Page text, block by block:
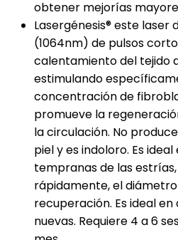
obtener mejorías
Lasergénesis® este laser
(1064nm) de pulsos
calentamiento del tejido
estimulando
concentración de
promueve la
la circulación. No
piel y es indoloro. Es
tempranas de las
rápidamente, el
recuperación. Es ideal
nuevas. Requiere 4 a 6